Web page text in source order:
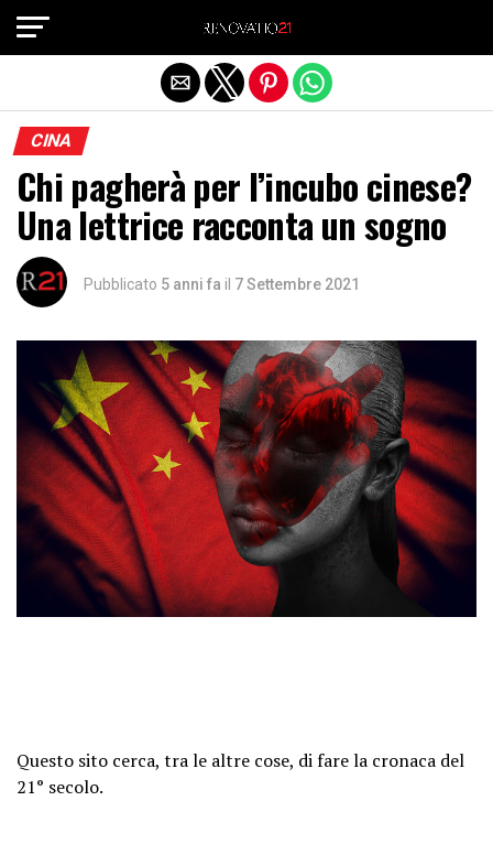
CINA
Chi pagherà per l’incubo cinese?
Una lettrice racconta un sogno
Pubblicato 5 anni fa il 7 Settembre 2021
Questo sito cerca, tra le altre cose, di fare la cronaca del
21° secolo.
Exit mobile version